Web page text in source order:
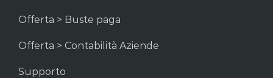
Offerta > Buste paga
Offerta > Contabilità Aziende
Supporto